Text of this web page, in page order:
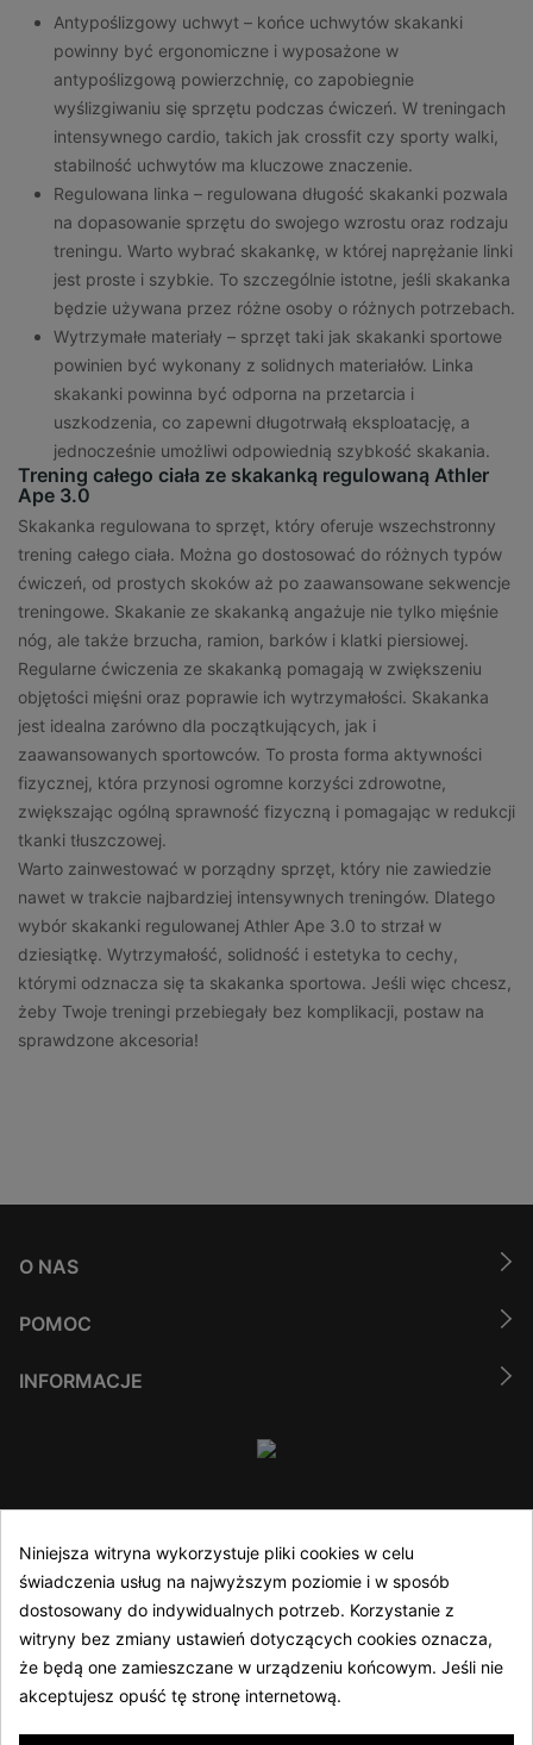
Antypoślizgowy uchwyt – końce uchwytów skakanki
powinny być ergonomiczne i wyposażone w
antypoślizgową powierzchnię, co zapobiegnie
wyślizgiwaniu się sprzętu podczas ćwiczeń. W treningach
intensywnego cardio, takich jak crossfit czy sporty walki,
stabilność uchwytów ma kluczowe znaczenie.
Regulowana linka – regulowana długość skakanki pozwala
na dopasowanie sprzętu do swojego wzrostu oraz rodzaju
treningu. Warto wybrać skakankę, w której naprężanie linki
jest proste i szybkie. To szczególnie istotne, jeśli skakanka
będzie używana przez różne osoby o różnych potrzebach.
Wytrzymałe materiały – sprzęt taki jak skakanki sportowe
powinien być wykonany z solidnych materiałów. Linka
skakanki powinna być odporna na przetarcia i
uszkodzenia, co zapewni długotrwałą eksploatację, a
jednocześnie umożliwi odpowiednią szybkość skakania.
Trening całego ciała ze skakanką regulowaną Athler
Ape 3.0
Skakanka regulowana to sprzęt, który oferuje wszechstronny
trening całego ciała. Można go dostosować do różnych typów
ćwiczeń, od prostych skoków aż po zaawansowane sekwencje
treningowe. Skakanie ze skakanką angażuje nie tylko mięśnie
nóg, ale także brzucha, ramion, barków i klatki piersiowej.
Regularne ćwiczenia ze skakanką pomagają w zwiększeniu
objętości mięśni oraz poprawie ich wytrzymałości. Skakanka
jest idealna zarówno dla początkujących, jak i
zaawansowanych sportowców. To prosta forma aktywności
fizycznej, która przynosi ogromne korzyści zdrowotne,
zwiększając ogólną sprawność fizyczną i pomagając w redukcji
tkanki tłuszczowej.
Warto zainwestować w porządny sprzęt, który nie zawiedzie
nawet w trakcie najbardziej intensywnych treningów. Dlatego
wybór skakanki regulowanej Athler Ape 3.0 to strzał w
dziesiątkę. Wytrzymałość, solidność i estetyka to cechy,
którymi odznacza się ta skakanka sportowa. Jeśli więc chcesz,
żeby Twoje treningi przebiegały bez komplikacji, postaw na
sprawdzone akcesoria!
O NAS
POMOC
INFORMACJE
Infolinia czynna 8:00 - 16:00 w dni robocze
sklep@athler.pl
Niniejsza witryna wykorzystuje pliki cookies w celu
świadczenia usług na najwyższym poziomie i w sposób
dostosowany do indywidualnych potrzeb. Korzystanie z
witryny bez zmiany ustawień dotyczących cookies oznacza,
że będą one zamieszczane w urządzeniu końcowym. Jeśli nie
akceptujesz opuść tę stronę internetową.